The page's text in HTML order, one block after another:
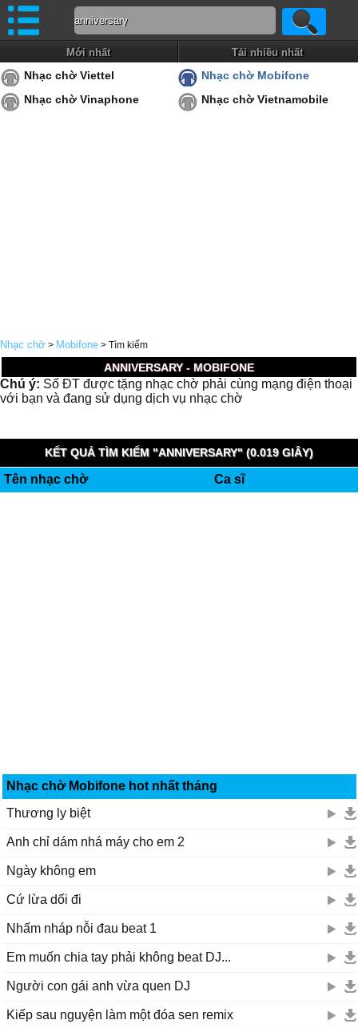
Mới nhất Tải nhiều nhất
Nhạc chờ Viettel
Nhạc chờ Mobifone
Nhạc chờ Vinaphone
Nhạc chờ Vietnamobile
Nhạc chờ > Mobifone > Tìm kiếm
ANNIVERSARY - MOBIFONE
Chú ý: Số ĐT được tặng nhạc chờ phải cùng mạng điện thoại
với bạn và đang sử dụng dịch vụ nhạc chờ
KẾT QUẢ TÌM KIẾM "ANNIVERSARY" (0.019 GIÂY)
Tên nhạc chờ Ca sĩ
Nhạc chờ Mobifone hot nhất tháng
Thương ly biệt
Anh chỉ dám nhá máy cho em 2
Ngày không em
Cứ lừa dối đi
Nhấm nháp nỗi đau beat 1
Em muốn chia tay phải không beat DJ...
Người con gái anh vừa quen DJ
Kiếp sau nguyện làm một đóa sen remix